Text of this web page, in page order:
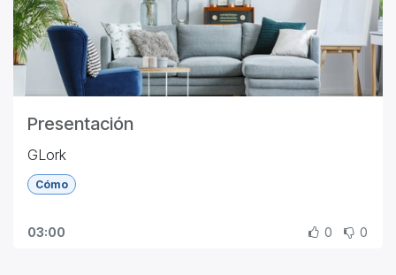
Presentación
GLork
Cómo
03:00 0 0